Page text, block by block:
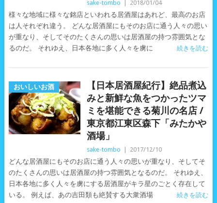
sake-tombo 2018/01/04
様々な地域に様々な銘店といわれる居酒屋はあれど、最高のお店
は人それぞれ違う。 どんな居酒屋にもそのお店に通う人々の思い
が重なり、そしてそのたくさんの思いは居酒屋の持つ雰囲気とな
るのだ。 それゆえ、日本各地に多く人々を虜に
続きを読む
おいしいお酒
【日本居酒屋紀行】絶品煮込
みと新鮮な魚をつかったツマ
ミを堪能できる菊川の名店 /
東京都江東区森下「みたかや
酒場」
sake-tombo 2017/12/10
どんな居酒屋にもそのお店に通う人々の思いが重なり、そしてそ
のたくさんの思いは居酒屋の持つ雰囲気となるのだ。 それゆえ、
日本各地に多く人々を虜にする居酒屋がキラ星のごとく存在して
いる。 例えば、あの吉田類も絶賛する大衆酒場
続きを読む